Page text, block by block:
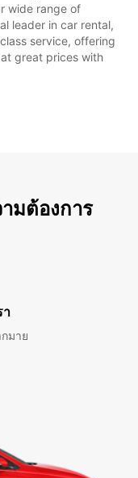
wide range of
leader in car rental,
service, offering
great prices with
มต้องการ
า
มาย